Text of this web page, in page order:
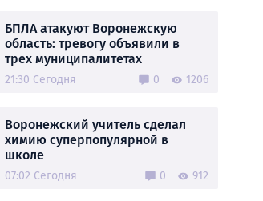
БПЛА атакуют Воронежскую
область: тревогу объявили в
трех муниципалитетах
21:30 Сегодня 0 1206
Воронежский учитель сделал
химию суперпопулярной в
школе
07:02 Сегодня 0 912